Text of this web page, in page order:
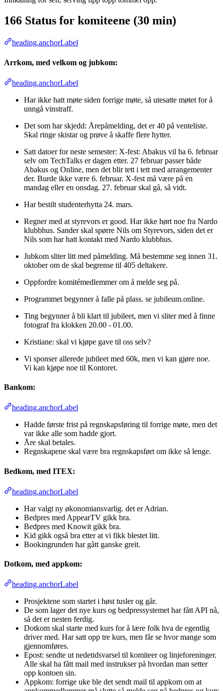
166 Status for komiteene (30 min)
heading.anchorLabel
Arrkom, med velkom og jubkom:
heading.anchorLabel
Har ikke hatt møte siden forrige møte, så utesatte møtet for å
unngå vinstraff.
Det som har skjedd: Årepåmelding, det er 40 på venteliste.
Skal ringe skistar og prøve å skaffe flere hytter.
Satt datoer for neste semester: X-fest: Abakus vil ha 6. februar
selv om TechTalks er dagen etter. 27 februar passer både
Abakus og Online, men det blir tett i tett med arrangementer
der. Burde ikke være 6. februar. X-fest må være på en
mandag eller en onsdag. 27. februar skal gå, så vidt.
Har bestilt studenterhytta 24. mars.
Regner med at styrevors er good. Har ikke hørt noe fra Nardo
klubbhus. Sander skal spørre Nils om Styrevors, siden det er
Nils som har hatt kontakt med Nardo klubbhus.
Jubkom sliter litt med påmelding. Må bestemme seg innen 31.
oktober om de skal begrense til 405 deltakere.
Oppfordre komitémedlemmer om å melde seg på.
Programmet begynner å falle på plass. se jubileum.online.
Ting begynner å bli klart til jubileet, men vi sliter med å finne
fotograf fra klokken 20.00 - 01.00.
Kristiane: skal vi kjøpe gave til oss selv?
Vi sponser allerede jubileet med 60k, men vi kan gjøre noe.
Vi kan kjøpe noe til Kontoret.
Bankom:
heading.anchorLabel
Hadde første frist på regnskapsføring til forrige møte, men det
var ikke alle som hadde gjort.
Åre skal betales.
Regnskapene skal være bra regnskapsført om ikke så lenge.
Bedkom, med ITEX:
heading.anchorLabel
Har valgt ny økonomiansvarlig. det er Adrian.
Bedpres med AppearTV gikk bra.
Bedpres med Knowit gikk bra.
Kid gikk også bra etter at vi fikk blestet litt.
Bookingrunden har gått ganske greit.
Dotkom, med appkom:
heading.anchorLabel
Prosjektene som startet i høst tusler og går.
De som lager det nye kurs og bedpressystemet har fått API nå,
så det er nesten ferdig.
Dotkom skal starte med kurs for å lære folk hva de egentlig
driver med. Har satt opp tre kurs, men får se hvor mange som
gjennomføres.
Epost: sendte ut nedetidsvarsel til komiteer og linjeforeninger.
Alle skal ha fått mail med instrukser på hvordan man setter
opp kontoen sin.
Appkom: forrige uke ble det sendt mail til appkom om at